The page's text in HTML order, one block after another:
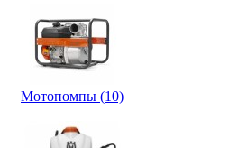
Мотопомпы (10)